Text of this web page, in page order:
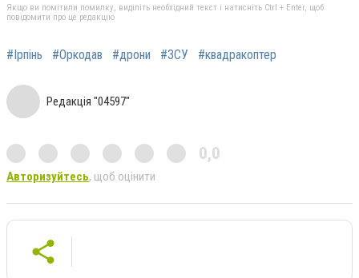
Якщо ви помітили помилку, виділіть необхідний текст і натисніть Ctrl + Enter, щоб
повідомити про це редакцію
#Ірпінь #Оркодав #дрони #ЗСУ #квадракоптер
Редакція "04597"
0,0
Авторизуйтесь, щоб оцінити